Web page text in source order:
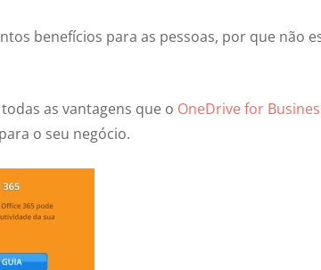
benefícios para as pessoas, por que não
as vantagens que o OneDrive for
o seu negócio.